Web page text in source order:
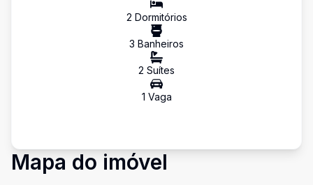
2 Dormitórios
3 Banheiros
2 Suítes
1 Vaga
Mapa do imóvel